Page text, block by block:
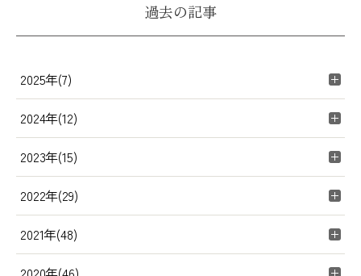
過去の記事
2025年(7)
2024年(12)
2023年(15)
2022年(29)
2021年(48)